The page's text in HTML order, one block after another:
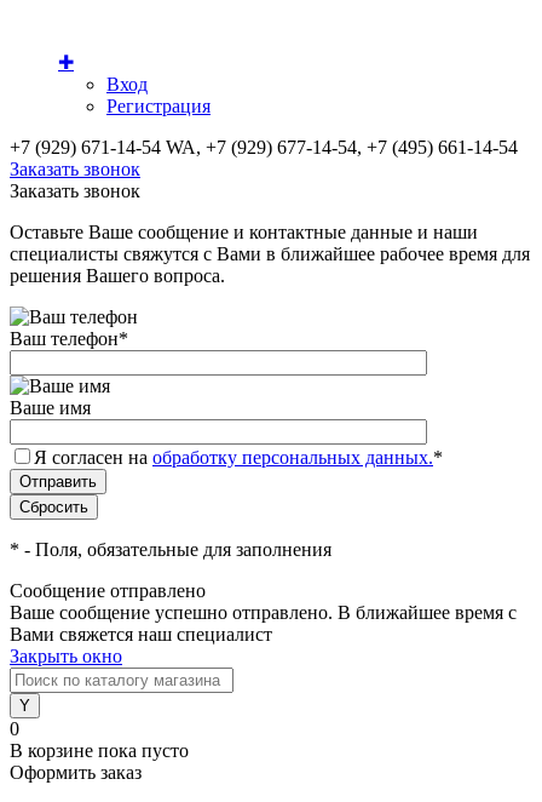
✚
Вход
Регистрация
+7 (929) 671-14-54 WA, +7 (929) 677-14-54, +7 (495) 661-14-54
Заказать звонок
Заказать звонок
Оставьте Ваше сообщение и контактные данные и наши
специалисты свяжутся с Вами в ближайшее рабочее время для
решения Вашего вопроса.
Ваш телефон*
Ваше имя
Я согласен на обработку персональных данных.*
* - Поля, обязательные для заполнения
Сообщение отправлено
Ваше сообщение успешно отправлено. В ближайшее время с
Вами свяжется наш специалист
Закрыть окно
0
В корзине пока пусто
Оформить заказ